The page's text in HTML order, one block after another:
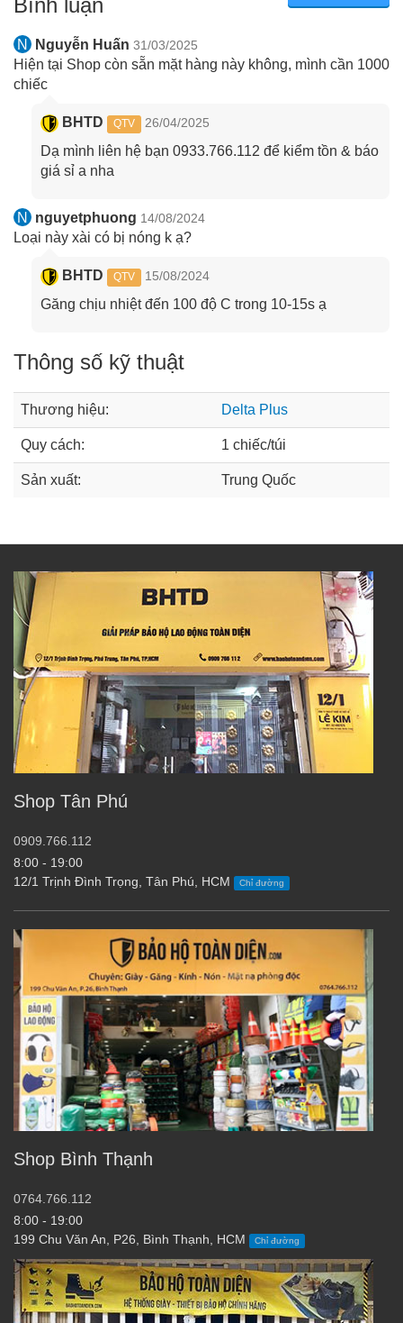
Bình luận
N Nguyễn Huấn 31/03/2025
Hiện tại Shop còn sẵn mặt hàng này không, mình cần 1000
chiếc
BHTD QTV 26/04/2025
Dạ mình liên hệ bạn 0933.766.112 để kiểm tồn & báo
giá sỉ a nha
N nguyetphuong 14/08/2024
Loại này xài có bị nóng k ạ?
BHTD QTV 15/08/2024
Găng chịu nhiệt đến 100 độ C trong 10-15s ạ
Thông số kỹ thuật
Thương hiệu: Delta Plus
Quy cách: 1 chiếc/túi
Sản xuất: Trung Quốc
Shop Tân Phú
0909.766.112
8:00 - 19:00
12/1 Trịnh Đình Trọng, Tân Phú, HCM
Chỉ đường
Shop Bình Thạnh
0764.766.112
8:00 - 19:00
199 Chu Văn An, P26, Bình Thạnh, HCM
Chỉ đường